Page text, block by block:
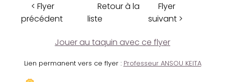
< Flyer
précédent
Retour à la
liste
Flyer
suivant >
Jouer au taquin avec ce flyer
Lien permanent vers ce flyer : Professeur ANSOU KEITA